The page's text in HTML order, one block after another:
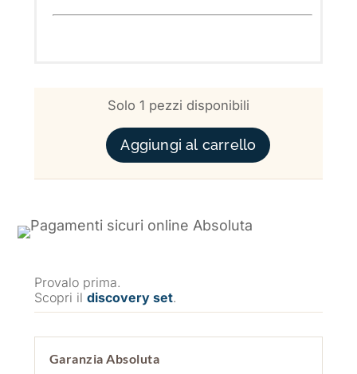
Solo 1 pezzi disponibili
DAILY PEEL 7% QUANTITÀAggiungi al carrello
Provalo prima.
Scopri il discovery set.
Garanzia Absoluta